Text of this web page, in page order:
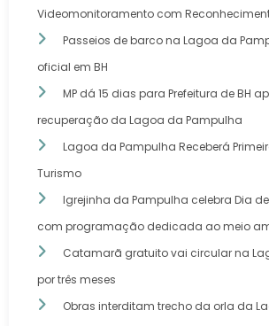
Videomonitoramento com
Passeios de barco na Lagoa da
oficial em BH
MP dá 15 dias para Prefeitura de BH
recuperação da Lagoa da Pampulha
Lagoa da Pampulha Receberá
Turismo
Igrejinha da Pampulha celebra Dia
com programação dedicada ao meio
Catamarã gratuito vai circular na
por três meses
Obras interditam trecho da orla da